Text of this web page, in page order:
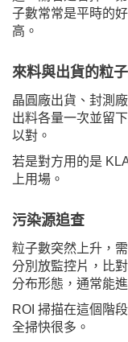
子數常常是平時的
高。
來料與出貨的粒
晶圓廠出貨、封測
出料各量一次並留
以對。
若是對方用的是
上用場。
污染源追查
粒子數突然上升，
分別放監控片，比
分布形態，通常能
ROI 掃描在這個階
全掃快很多。